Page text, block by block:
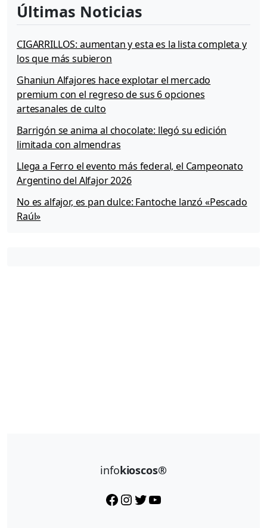
Últimas Noticias
CIGARRILLOS: aumentan y esta es la lista completa y
los que más subieron
Ghaniun Alfajores hace explotar el mercado
premium con el regreso de sus 6 opciones
artesanales de culto
Barrigón se anima al chocolate: llegó su edición
limitada con almendras
Llega a Ferro el evento más federal, el Campeonato
Argentino del Alfajor 2026
No es alfajor, es pan dulce: Fantoche lanzó «Pescado
Raúl»
infokioscos®
Facebook InstagramTwitter YouTube